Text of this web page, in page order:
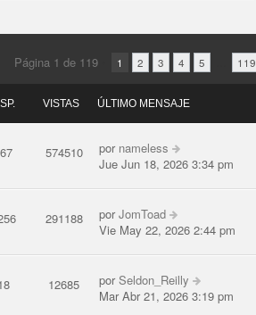
Página 1 de 119• 1 2 3 4 5 119
VISTAS ÚLTIMO MENSAJE
574510 por nameless
Jue Jun 18, 2026 3:34 pm
291188 porJomToad
Vie May 22, 2026 2:44 pm
12685 porSeldon_Reilly
Mar Abr 21, 2026 3:19 pm